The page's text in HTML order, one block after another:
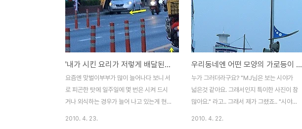
물건들이 아찔한 산을 이루 듯 실은 트럭이었
다는.. 어때요.. 멀리서 보니 휘청거릴 정도로
정말 많은 물건을 실었죠. 어찌 이리도 칼의
종류가 많은지.. 아무래도 어촌마을을 가는
길이라 그런지 칼을 많이 실은 모양이네요.
재미난 만물상회를 본 뒤 한 20분 정도 달렸
을까.. 또 다른 만물상이 눈에 띄었습니다. "
시골이라 그런지 만물상들이 많은 가 보네..."
이런 생각..
풍경을 찍으러 갔을때도 많은 사진작가들이
주산지에서 사진촬영을 하고 있었습니다. 이
른 새벽이었는데도 정말 사진 열정은 대단하
다는 생각이 들더군요. 정말 대단하죠. 새벽
이라 그런지 여자분은 없어서 조금 아쉬웠지
만... 홍일점인 제가 그 많은 사진작가틈 사이
에서 멋진 주산지의 풍경을 찍을 수 있으니
나름대로 으쓱여지기도 했지만 솔직히 조금
은 쑥스러웠습니다. 하지만 아..
'내가 시킨 요리가 저렇게 배달된건 아니겠지?!..'
요즘엔 맞벌이부부가 많이 늘어나다 보니 서
로 피곤한 탓에 일주일에 몇 번은 시켜 드시
거나 외식하는 경우가 늘어 나고 있는게 현실
2010. 4. 23.
우리동네엔 어떤 모양의 가로등이 있을까!
누가 그러더라구요? "MJ님은 보는 시야가
넓은것 같아요. 그래서인지 특이한 사진이 참
많아요." 라고.. 그래서 제가 그랬죠.. "시야가
2010. 4. 22.